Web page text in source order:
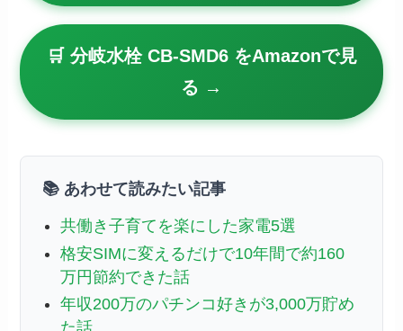
🛒 分岐水栓 CB-SMD6 をAmazonで見
る →
📚 あわせて読みたい記事
共働き子育てを楽にした家電5選
格安SIMに変えるだけで10年間で約160
万円節約できた話
年収200万のパチンコ好きが3,000万貯め